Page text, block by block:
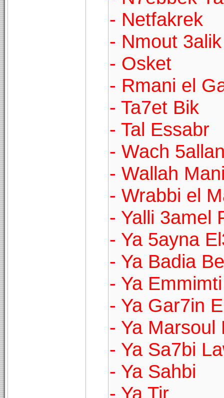
- Netfakrek
- Nmout 3alik
- Osket
- Rmani el
- Ta7et Bik
- Tal Essabr
- Wach
- Wallah
- Wrabbi el
- Yalli 3amel
- Ya 5ayna
- Ya Badia
- Ya Emmimti
- Ya Gar7in
- Ya Marsoul
- Ya Sa7bi
- Ya Sahbi
- Ya Tir